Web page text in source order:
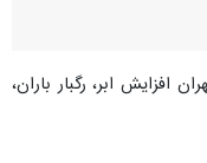
افزایش ابر، رگبار باران،